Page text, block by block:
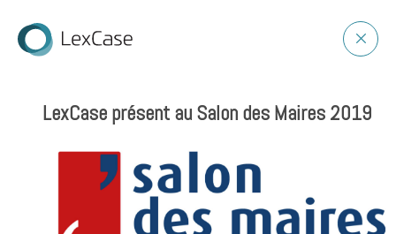
LexCase présent au Salon des Maires 2019